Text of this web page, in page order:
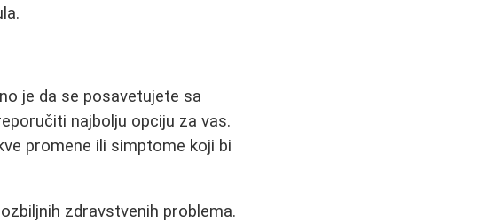
je da se posavetujete sa
najbolju opciju za vas.
promene ili simptome koji bi
zdravstvenih problema.